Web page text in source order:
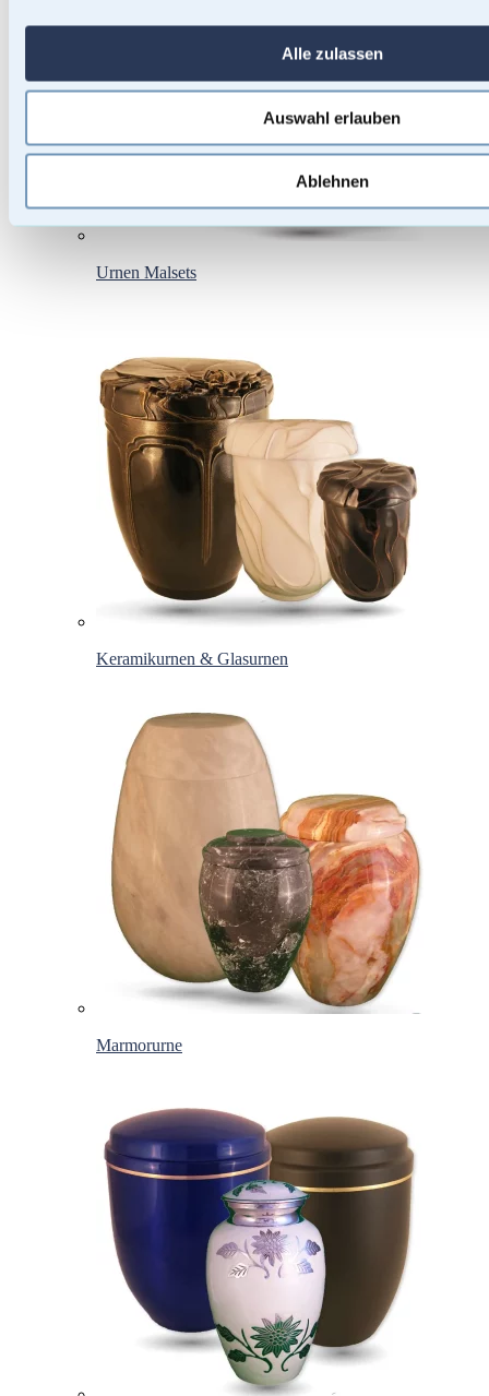
Alle zulassen
Auswahl erlauben
Ablehnen
Urnen Malsets
Keramikurnen & Glasurnen
Marmorurne